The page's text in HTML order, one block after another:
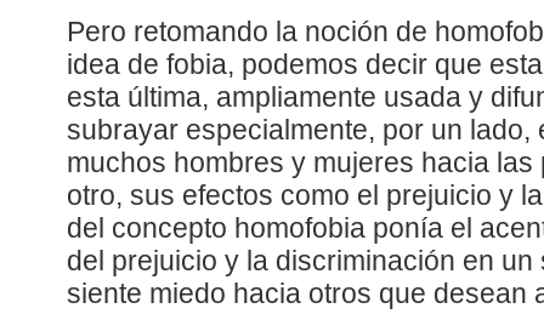
Pero retomando la noción de
idea de fobia, podemos decir que
esta última, ampliamente usada y
subrayar especialmente, por un lado,
muchos hombres y mujeres hacia las
otro, sus efectos como el prejuicio y
del concepto homofobia ponía el
del prejuicio y la discriminación en
siente miedo hacia otros que desean